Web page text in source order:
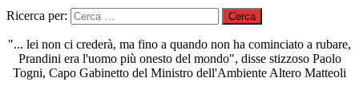
Ricerca per:
"... lei non ci crederà, ma fino a quando non ha cominciato a rubare,
Prandini era l'uomo più onesto del mondo", disse stizzoso Paolo
Togni, Capo Gabinetto del Ministro dell'Ambiente Altero Matteoli